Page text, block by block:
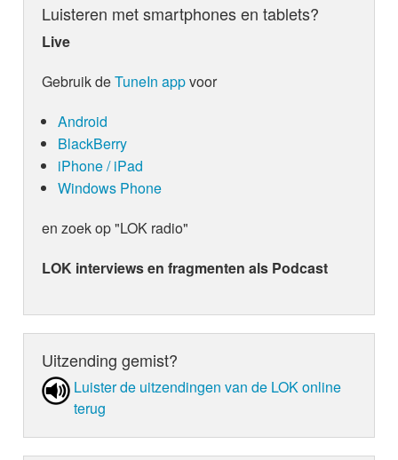
Luisteren met smartphones en tablets?
Live
Gebruik deTuneIn appvoor
Android
BlackBerry
iPhone / iPad
Windows Phone
en zoek op "LOK radio"
LOK interviews en fragmenten als Podcast
Uitzending gemist?
Luister de uit­zen­din­gen van de LOK online
terug